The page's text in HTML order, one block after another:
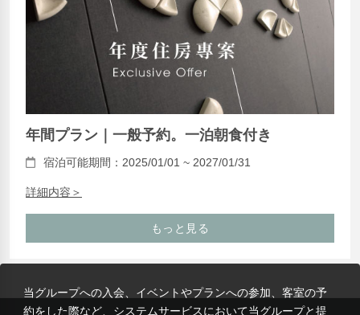
年間プラン｜一般予約。一泊朝食付き
宿泊可能期間：2025/01/01 ~ 2027/01/31
詳細内容＞
もっと見る
当グループへの入会、イベントやプランへの参加、客室の予
約をした際など、システムサービスにおいて当グループと提